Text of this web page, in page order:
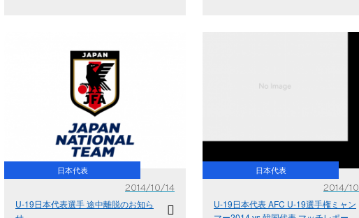
日本代表
2014/10/14
U-19日本代表選手 途中離脱のお知ら
日本代表
2014/
U-19日本代表 AFC U-19選手権ミャン